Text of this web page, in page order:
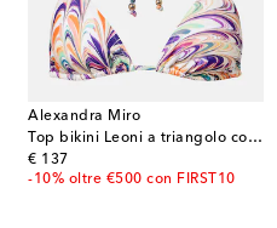
Alexandra Miro
Top bikini Leoni a triangolo con stampa
€ 137
original price
-10% oltre €500 con FIRST10